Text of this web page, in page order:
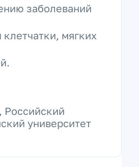
заболеваний
мягких
Российский
университет